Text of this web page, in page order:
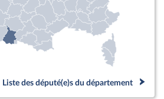
Liste des député(e)s du département